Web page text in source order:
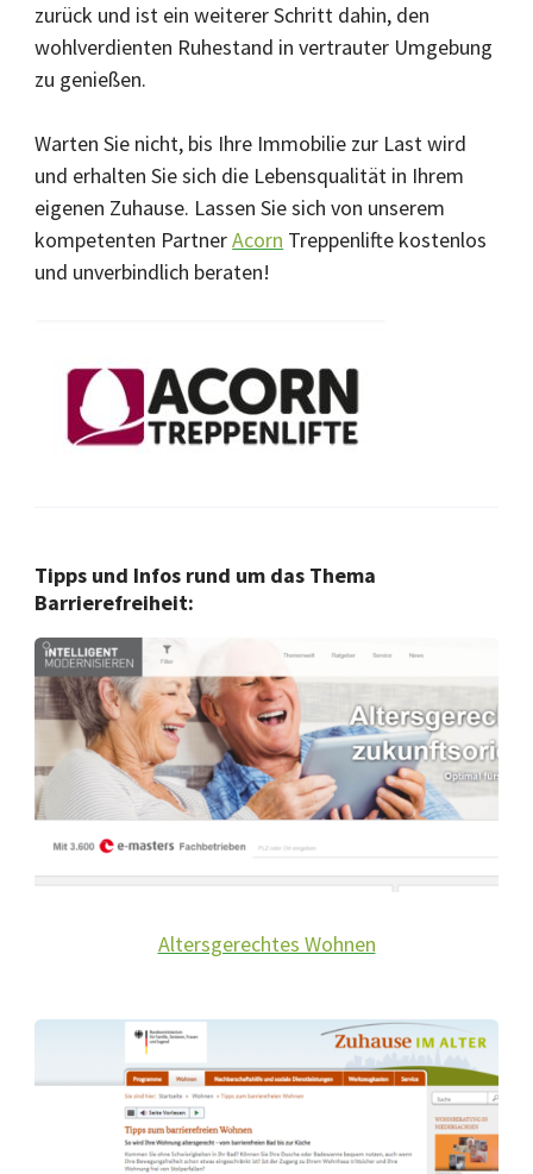
zurück und ist ein weiterer Schritt dahin, den
wohlverdienten Ruhestand in vertrauter Umgebung
zu genießen.
Warten Sie nicht, bis Ihre Immobilie zur Last wird
und erhalten Sie sich die Lebensqualität in Ihrem
eigenen Zuhause. Lassen Sie sich von unserem
kompetenten PartnerAcorn Treppenlifte kostenlos
und unverbindlich beraten!
Tipps und Infos rund um das Thema
Barrierefreiheit:
Altersgerechtes Wohnen